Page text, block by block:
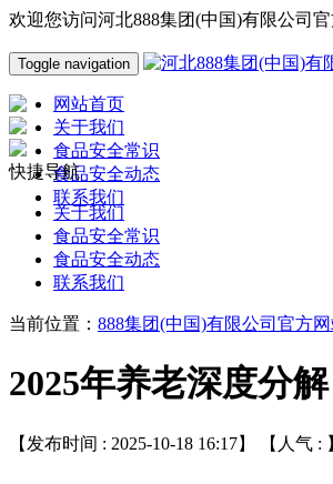
欢迎您访问河北888集团(中国)有限公司
Toggle navigation
网站首页
关于我们
食品安全常识
食品安全动态
联系我们
快捷导航
关于我们
食品安全常识
食品安全动态
联系我们
当前位置： 888集团(中国)有限公司官方
2025年养老深度分
【发布时间 : 2025-10-18 16:17】 【人气 :